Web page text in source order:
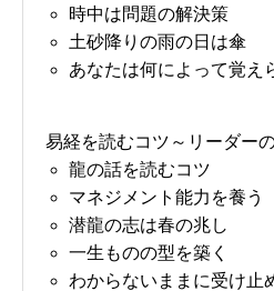
時中は問題の解決策
土砂降りの雨の日は傘
あなたは何によって覚え
易経を読むコツ～リーダー
龍の話を読むコツ
マネジメント能力を養う
潜龍の志は春の兆し
一生ものの型を築く
わからないままに受け止